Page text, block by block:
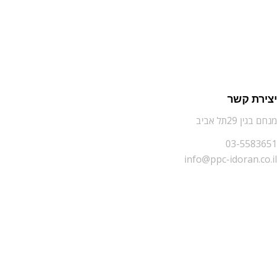
יצירת קשר
מנחם בגין 29תל אביב
03-5583651
info@ppc-idoran.co.il